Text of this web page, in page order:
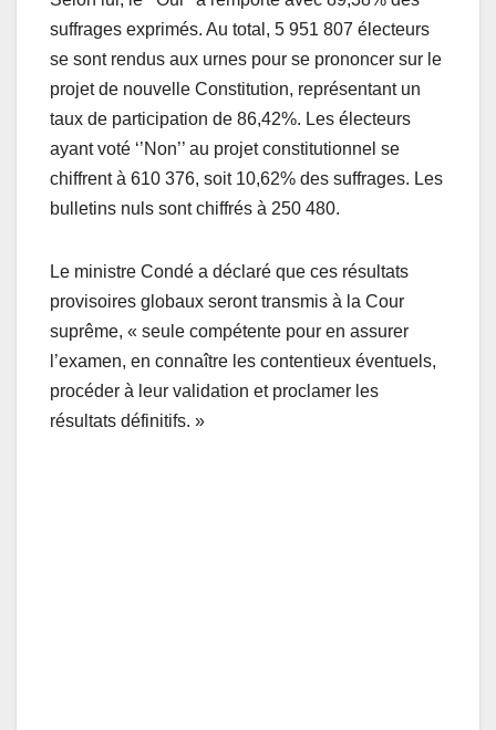
suffrages exprimés. Au total, 5 951 807 électeurs
se sont rendus aux urnes pour se prononcer sur le
projet de nouvelle Constitution, représentant un
taux de participation de 86,42%. Les électeurs
ayant voté ‘’Non’’ au projet constitutionnel se
chiffrent à 610 376, soit 10,62% des suffrages. Les
bulletins nuls sont chiffrés à 250 480.
Le ministre Condé a déclaré que ces résultats
provisoires globaux seront transmis à la Cour
suprême, « seule compétente pour en assurer
l’examen, en connaître les contentieux éventuels,
procéder à leur validation et proclamer les
résultats définitifs. »